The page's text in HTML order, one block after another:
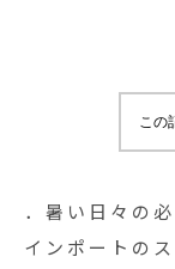
hankylinenこの
．暑い日々の
インポートの